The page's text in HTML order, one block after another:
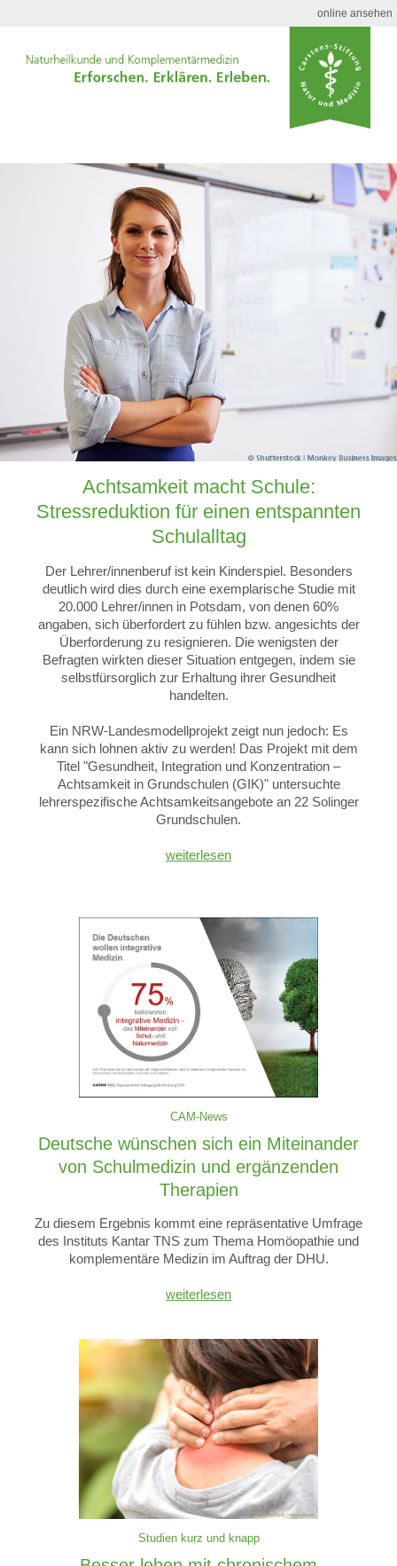
online ansehen
Achtsamkeit macht Schule:
Stressreduktion für einen entspannten
Schulalltag
Der Lehrer/innenberuf ist kein Kinderspiel. Besonders
deutlich wird dies durch eine exemplarische Studie mit
20.000 Lehrer/innen in Potsdam, von denen 60%
angaben, sich überfordert zu fühlen bzw. angesichts der
Überforderung zu resignieren. Die wenigsten der
Befragten wirkten dieser Situation entgegen, indem sie
selbstfürsorglich zur Erhaltung ihrer Gesundheit
handelten.
Ein NRW-Landesmodellprojekt zeigt nun jedoch: Es
kann sich lohnen aktiv zu werden! Das Projekt mit dem
Titel "Gesundheit, Integration und Konzentration –
Achtsamkeit in Grundschulen (GIK)" untersuchte
lehrerspezifische Achtsamkeitsangebote an 22 Solinger
Grundschulen.
weiterlesen
CAM-News
Deutsche wünschen sich ein Miteinander
von Schulmedizin und ergänzenden
Therapien
Zu diesem Ergebnis kommt eine repräsentative Umfrage
des Instituts Kantar TNS zum Thema Homöopathie und
komplementäre Medizin im Auftrag der DHU.
weiterlesen
Studien kurz und knapp